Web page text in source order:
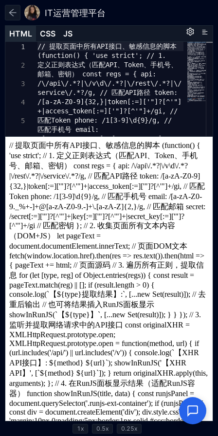
IT运营管理平台
HTML CSS JS
1
2
3
4
5
6
// 提取页面中所有API接口、敏感信息的脚本
(function() { 'use strict'; // 1.
定义正则表达式（匹配API、Token、手机号、
邮箱、密钥） const regs = { api:
/\/api\/.*?|\/v\d\/.*?|\/rest\/.*?|\/
service\/.*?/g, // 匹配API路径 token:
/[a-zA-Z0-9]{32,}|token[:=]['"]?[^'"]
+|access_token[:=]['"]?[^'"]+/gi, //
匹配Token phone: /1[3-9]\d{9}/g, //
匹配手机号 email:
/[a-zA-Z0-9._%+-]+@[a-zA-Z0-9.-]+\.
HTML CSS JS
1
HTML CSS JS
1
1x 0.5x 0.25x